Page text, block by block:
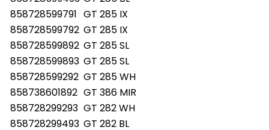
858728599791 GT 285 IX
858728599792 GT 285 IX
858728599892 GT 285 SL
858728599893 GT 285 SL
858728599292 GT 285 WH
858738601892 GT 386 MIR
858728299293 GT 282 WH
858728299493 GT 282 BL